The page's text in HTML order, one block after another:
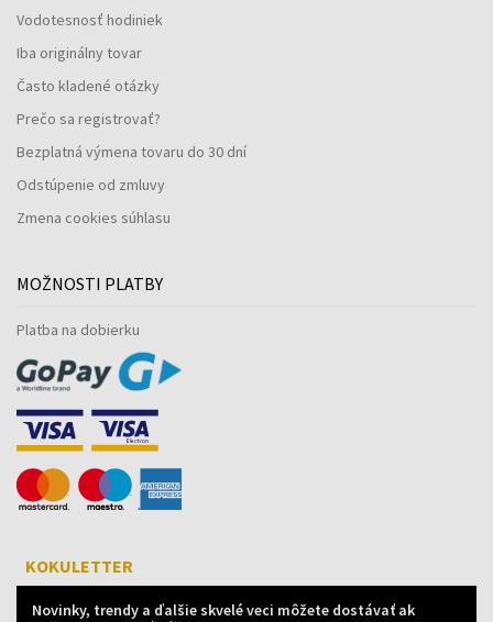
Vodotesnosť hodiniek
Iba originálny tovar
Často kladené otázky
Prečo sa registrovať?
Bezplatná výmena tovaru do 30 dní
Odstúpenie od zmluvy
Zmena cookies súhlasu
MOŽNOSTI PLATBY
Platba na dobierku
KOKULETTER
Novinky, trendy a ďalšie skvelé veci môžete dostávať ak